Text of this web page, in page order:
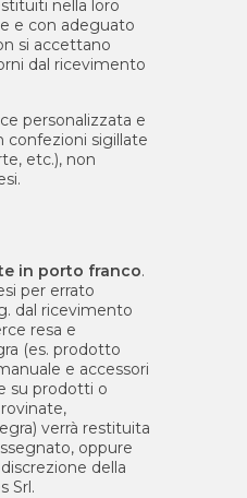
nella loro
e con adeguato
si accettano
dal ricevimento
personalizzata e
confezioni sigillate
etc.), non
in porto franco.
per errato
dal ricevimento
resa e
(es. prodotto
e accessori
su prodotti o
verrà restituita
oppure
della
Srl.